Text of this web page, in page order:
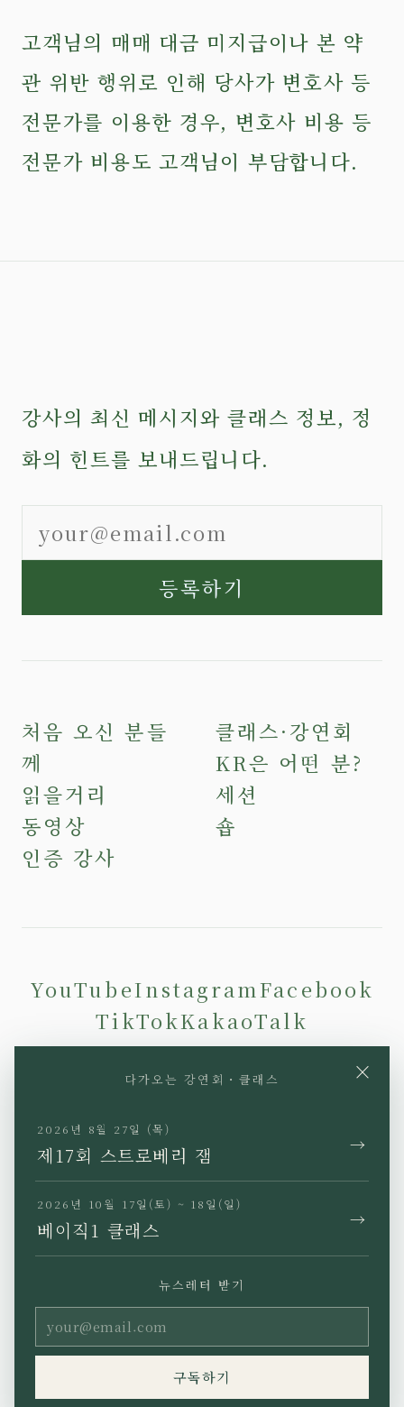
고객님의 매매 대금 미지급이나 본 약
관 위반 행위로 인해 당사가 변호사 등
전문가를 이용한 경우, 변호사 비용 등
전문가 비용도 고객님이 부담합니다.
강사의 최신 메시지와 클래스 정보, 정
화의 힌트를 보내드립니다.
등록하기
처음 오신 분들
께
읽을거리
동영상
인증 강사
클래스·강연회
KR은 어떤 분?
세션
숍
YouTubeInstagramFacebook
TikTokKakaoTalk
JP EN KR
이용약관
Copyright (C) Ho’oponopono
Asia All rights reserved.
×
다가오는 강연회・클래스
2026년 8월 27일 (목)
제17회 스트로베리 잼 →
2026년 10월 17일(토) ~ 18일(일)
베이직1 클래스 →
뉴스레터 받기
구독하기